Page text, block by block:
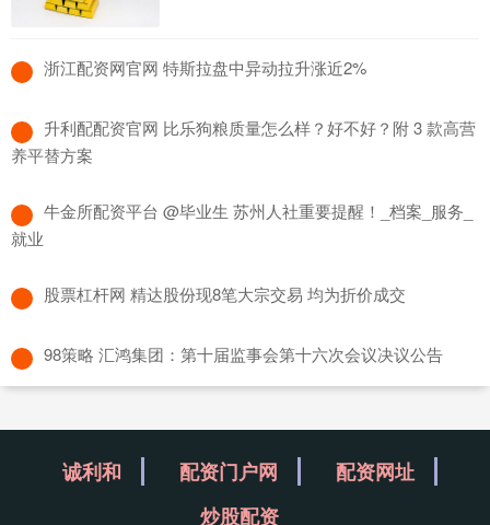
​浙江配资网官网 特斯拉盘中异动拉升涨近2%
​升利配配资官网 比乐狗粮质量怎么样？好不好？附 3 款高营
养平替方案
​牛金所配资平台 @毕业生 苏州人社重要提醒！_档案_服务_
就业
​股票杠杆网 精达股份现8笔大宗交易 均为折价成交
​98策略 汇鸿集团：第十届监事会第十六次会议决议公告
诚利和 配资门户网
配资网址
炒股配资